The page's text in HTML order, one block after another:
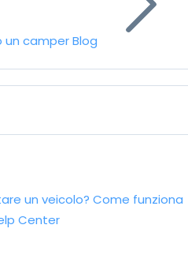
un camperBlog
un veicolo? Come funziona
Center